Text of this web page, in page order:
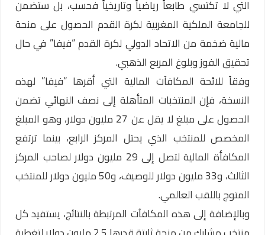
التي لا تكتسي طابعاً رياضياً وتاريخياً فحسب، بل ستضمن
للجامعة الملكية المغربية لكرة القدم الحصول على منحة
مالية ضخمة من الاتحاد الدولي لكرة القدم “فيفا” في حال
تحقيق الفوز وبلوغ المربع الذهبي.
وفقاً للائحة المكافآت المالية التي أقرها “فيفا” لهذه
النسخة، فإن المنتخبات المتأهلة إلى نصف النهائي تضمن
الحصول على مبلغ لا يقل عن 27 مليون دولار، وهو المبلغ
المخصص للمنتخب الذي يحتل المركز الرابع، بينما ترتفع
المكافأة المالية لتصل إلى 29 مليون دولار لصاحب المركز
الثالث، و33 مليون دولار للوصيف، و50 مليون دولار للمنتخب
المتوج باللقب العالمي.
وبالإضافة إلى هذه المكافآت المرتبطة بالنتائج، يستفيد كل